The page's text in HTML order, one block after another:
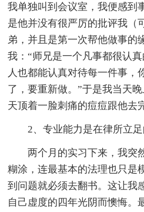
我单独叫到会议室，我便感到
是他并没有很严厉的批评我（
弟，并且是第一次帮他做事的
我：“师兄是一个凡事都很认
人也都能认真对待每一件事，
了，要重新做。”于是我当天
天顶着一脸刺痛的痘痘跟他去
2、专业能力是在律所立足
两个月的实习下来，我突
糊涂，连最基本的法理也只是
到问题就必须去翻书。这让我
自己虚度的四年光阴而懊悔。